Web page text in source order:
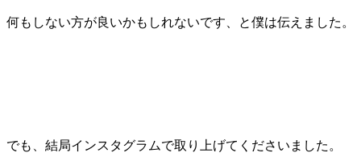
何もしない方が良いかもしれないです、と僕は伝えました。
でも、結局インスタグラムで取り上げてくださいました。